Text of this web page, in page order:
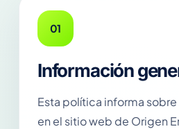
01
Información
Esta política informa
en el sitio web de Origen